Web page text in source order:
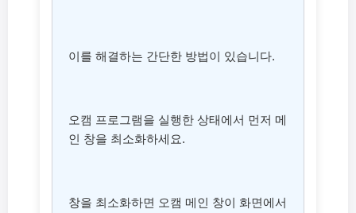
이를 해결하는 간단한 방법이 있습니다.
오캠 프로그램을 실행한 상태에서 먼저 메
인 창을 최소화하세요.
창을 최소화하면 오캠 메인 창이 화면에서